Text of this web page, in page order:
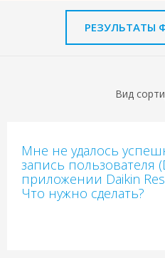
РЕЗУЛЬТАТЫ
Вид
Мне не удалось
запись пользователя
приложении Daikin
Что нужно сделать?